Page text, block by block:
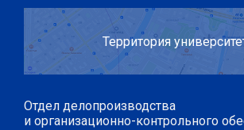
Территория
Отдел делопроизводства
и организационно-контрольного